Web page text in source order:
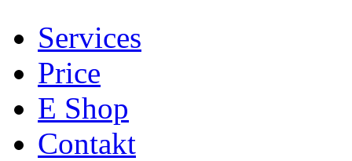
Services
Price
E Shop
Contakt